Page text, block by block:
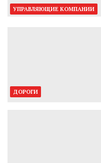
УПРАВЛЯЮЩИЕ КОМПАНИИ
ДОРОГИ